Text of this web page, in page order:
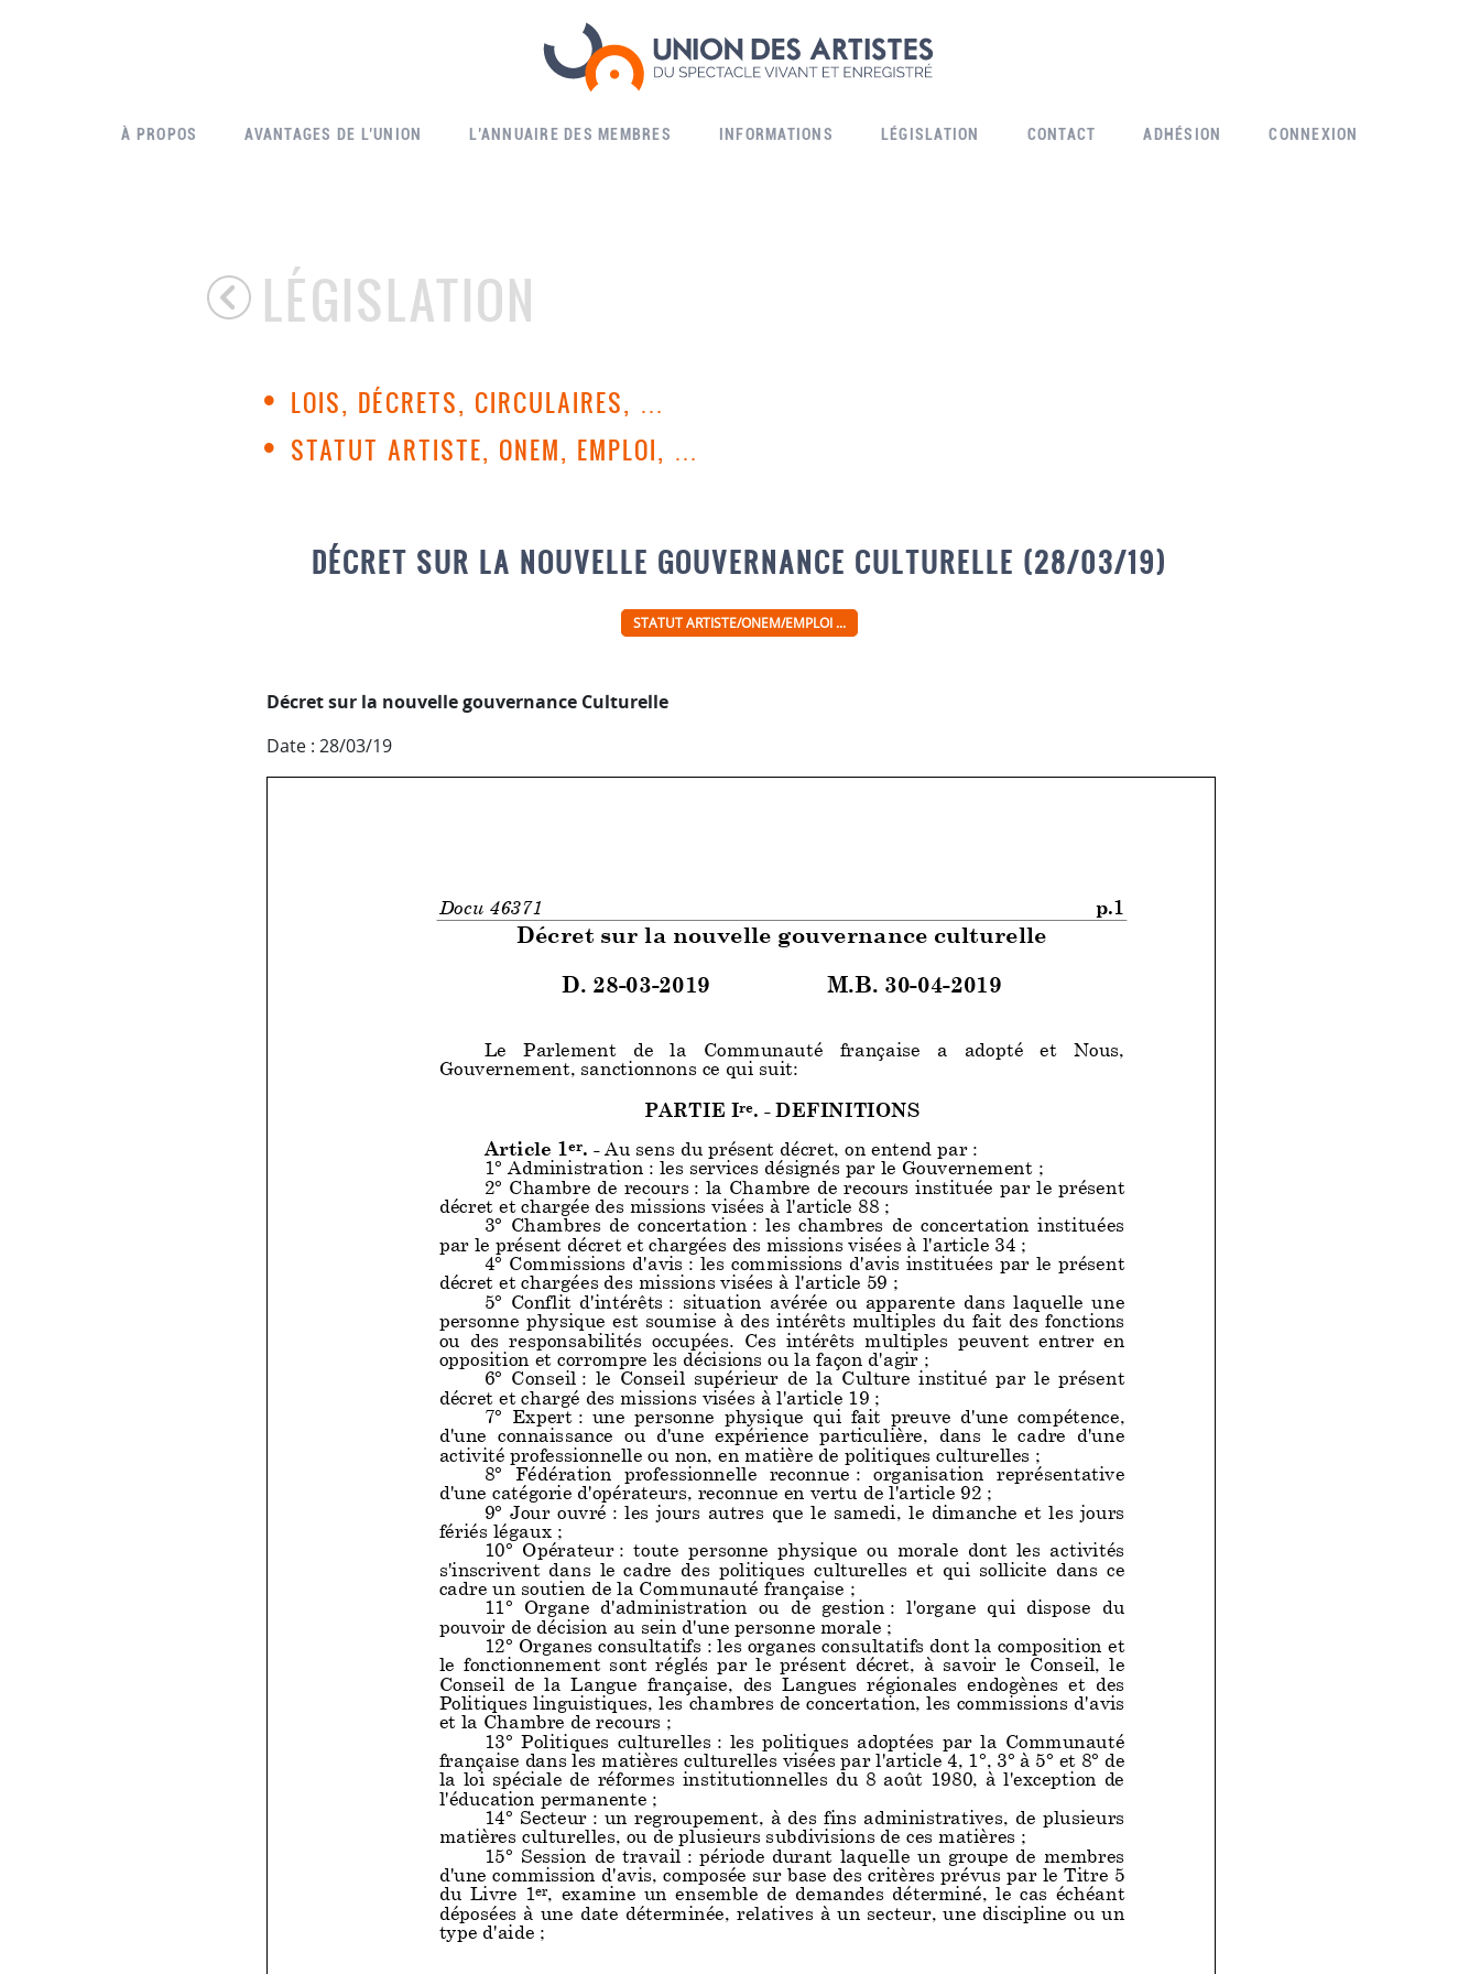
À PROPOS AVANTAGES DE L’UNION L’ANNUAIRE DES MEMBRES INFORMATIONS LÉGISLATION CONTACT ADHÉSION CONNEXION
LÉGISLATION
• LOIS, DÉCRETS, CIRCULAIRES, …
• STATUT ARTISTE, ONEM, EMPLOI, …
DÉCRET SUR LA NOUVELLE GOUVERNANCE CULTURELLE (28/03/19)
STATUT ARTISTE/ONEM/EMPLOI ...
Décret sur la nouvelle gouvernance Culturelle
Date : 28/03/19
Docu 46371 p.1
Décret sur la nouvelle gouvernance culturelle
D. 28-03-2019 M.B. 30-04-2019
Le Parlement de la Communauté
française a adopté et Nous,
Gouvernement, sanctionnons ce qui suit:
PARTIE Ire. - DEFINITIONS
Article 1er. - Au sens du présent décret, on entend par :
1° Administration : les services désignés par le Gouvernement ;
2° Chambre de recours : la Chambre de recours instituée par le présent
décret et chargée des missions visées à l'article 88 ;
3° Chambres de concertation : les chambres de concertation instituées
par le présent décret et chargées des missions visées à l'article 34 ;
4° Commissions d'avis : les commissions d'avis instituées par le présent
décret et chargées des missions visées à l'article 59 ;
5° Conflit d'intérêts : situation avérée ou apparente dans laquelle une
personne physique est soumise à des intérêts multiples du fait des fonctions
ou des responsabilités occupées. Ces intérêts multiples peuvent entrer en
opposition et corrompre les décisions ou la façon d'agir ;
6° Conseil : le Conseil supérieur de la Culture institué par le présent
décret et chargé des missions visées à l'article 19 ;
7° Expert : une personne physique qui fait preuve d'une compétence,
d'une connaissance ou d'une expérience
particulière, dans le cadre d'une
activité professionnelle ou non, en matière de politiques culturelles ;
8° Fédération professionnelle reconnue : organisation représentative
d'une catégorie d'opérateurs, reconnue en vertu de l'article 92 ;
9° Jour ouvré : les jours autres que le samedi, le dimanche et les jours
fériés légaux ;
10° Opérateur : toute personne physique ou morale dont les activités
s'inscrivent dans le cadre des politique
s culturelles et qui sollicite dans ce
cadre un soutien de la Communauté française ;
11° Organe d'administration ou de gestion : l'organe qui dispose du
pouvoir de décision au sein d'une personne morale ;
12° Organes consultatifs : les organes consultatifs dont la composition et
le fonctionnement sont réglés par le présent décret, à savoir le Conseil, le
Conseil de la Langue française, des
Langues régionales endogènes et des
Politiques linguistiques, les chambres de concertation, les commissions d'avis
et la Chambre de recours ;
13° Politiques culturelles : les politiques adoptées par la Communauté
française dans les matières culturelles visées par l'article 4, 1°, 3° à 5° et 8° de
la loi spéciale de réformes institutio
nnelles du 8 août 1980, à l'exception de
l'éducation permanente ;
14° Secteur : un regroupement, à des fins administratives, de plusieurs
matières culturelles, ou de plusieurs subdivisions de ces matières ;
15° Session de travail : période durant laquelle un groupe de membres
d'une commission d'avis, composée sur base des critères prévus par le Titre 5
du Livre 1
er
, examine un ensemble de demandes déterminé, le cas échéant
déposées à une date déterminée, relatives à un secteur, une discipline ou un
type d'aide ;